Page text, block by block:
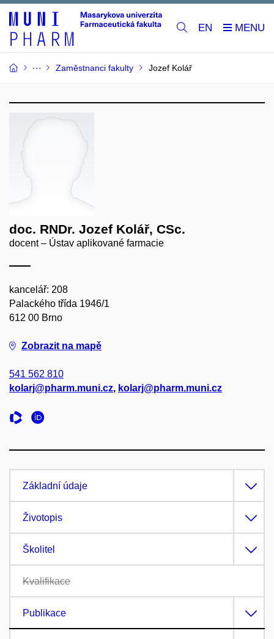
EN
Zaměstnanci fakulty Jozef Kolář
doc. RNDr. Jozef Kolář, CSc.
docent – Ústav aplikované farmacie
kancelář: 208
Palackého třída 1946/1
612 00 Brno
Zobrazit na mapě
541 562 810
kolarj@pharm.muni.cz, kolarj@pharm.muni.cz
Základní údaje
Životopis
Školitel
Kvalifikace
Publikace